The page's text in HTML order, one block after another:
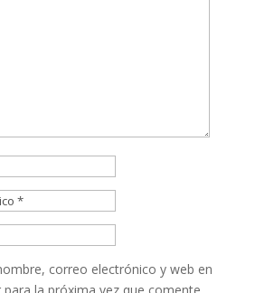
correo electrónico y web en